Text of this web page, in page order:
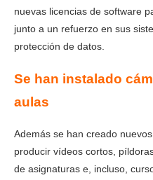
nuevas licencias de software
junto a un refuerzo en sus
protección de datos.
Se han instalado
aulas
Además se han creado
producir vídeos cortos,
de asignaturas e, incluso,